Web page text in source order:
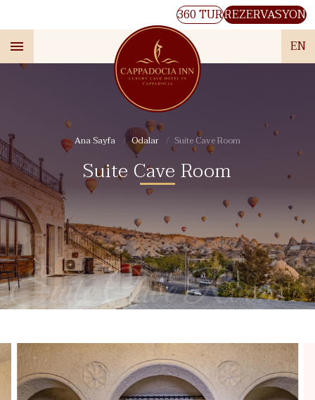
360 TURREZERVASYON
EN
Suite Cave Room
Ana Sayfa Odalar Suite Cave Room
Suite Cave Room